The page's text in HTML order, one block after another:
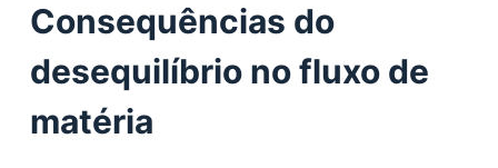
Consequências do
desequilíbrio no fluxo de
matéria